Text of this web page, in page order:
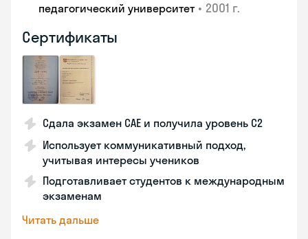
педагогический университет • 2001 г.
Сертификаты
Сдала экзамен CAE и получила уровень С2
Использует коммуникативный подход,
учитывая интересы учеников
Подготавливает студентов к международным
экзаменам
Читать дальше